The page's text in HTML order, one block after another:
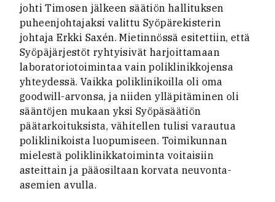
johti Timosen jälkeen säätiön hallituksen
puheenjohtajaksi valittu Syöpärekisterin
johtaja Erkki Saxén. Mietinnössä esitettiin, että
Syöpäjärjestöt ryhtyisivät harjoittamaan
laboratoriotoimintaa vain poliklinikkojensa
yhteydessä. Vaikka poliklinikoilla oli oma
goodwill-arvonsa, ja niiden ylläpitäminen oli
sääntöjen mukaan yksi Syöpäsäätiön
päätarkoituksista, vähitellen tulisi varautua
poliklinikoista luopumiseen. Toimikunnan
mielestä poliklinikkatoiminta voitaisiin
asteittain ja pääosiltaan korvata neuvonta-
asemien avulla.